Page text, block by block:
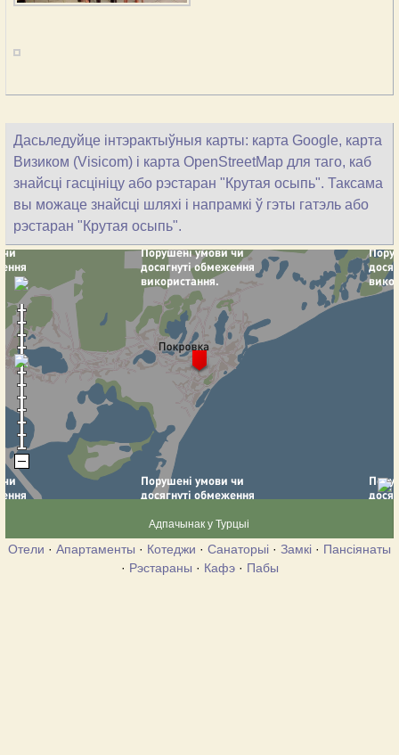
Дасьледуйце інтэрактыўныя карты: карта Google, карта
Визиком (Visicom) і карта OpenStreetMap для таго, каб
знайсці гасцініцу або рэстаран "Крутая осыпь". Таксама
вы можаце знайсці шляхі і напрамкі ў гэты гатэль або
рэстаран "Крутая осыпь".
Адпачынак у Турцыі
Отели · Апартаменты · Котеджи · Санаторыі · Замкі · Пансіянаты
· Рэстараны · Кафэ· Пабы